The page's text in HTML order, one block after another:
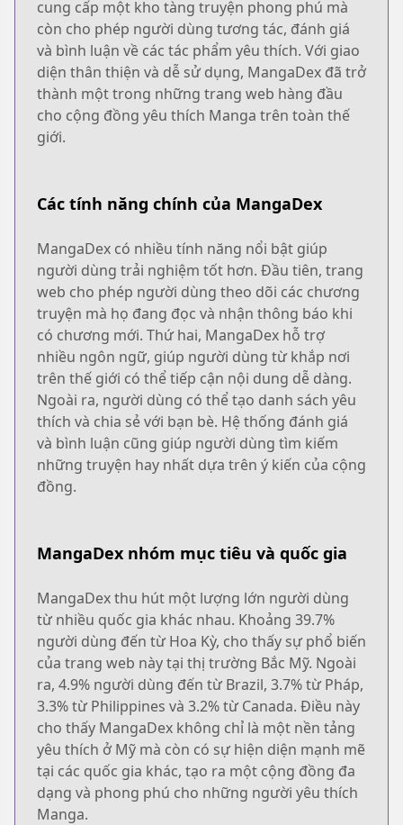
cung cấp một kho tàng truyện phong phú mà
còn cho phép người dùng tương tác, đánh giá
và bình luận về các tác phẩm yêu thích. Với giao
diện thân thiện và dễ sử dụng, MangaDex đã trở
thành một trong những trang web hàng đầu
cho cộng đồng yêu thích Manga trên toàn thế
giới.
Các tính năng chính của MangaDex
MangaDex có nhiều tính năng nổi bật giúp
người dùng trải nghiệm tốt hơn. Đầu tiên, trang
web cho phép người dùng theo dõi các chương
truyện mà họ đang đọc và nhận thông báo khi
có chương mới. Thứ hai, MangaDex hỗ trợ
nhiều ngôn ngữ, giúp người dùng từ khắp nơi
trên thế giới có thể tiếp cận nội dung dễ dàng.
Ngoài ra, người dùng có thể tạo danh sách yêu
thích và chia sẻ với bạn bè. Hệ thống đánh giá
và bình luận cũng giúp người dùng tìm kiếm
những truyện hay nhất dựa trên ý kiến của cộng
đồng.
MangaDex nhóm mục tiêu và quốc gia
MangaDex thu hút một lượng lớn người dùng
từ nhiều quốc gia khác nhau. Khoảng 39.7%
người dùng đến từ Hoa Kỳ, cho thấy sự phổ biến
của trang web này tại thị trường Bắc Mỹ. Ngoài
ra, 4.9% người dùng đến từ Brazil, 3.7% từ Pháp,
3.3% từ Philippines và 3.2% từ Canada. Điều này
cho thấy MangaDex không chỉ là một nền tảng
yêu thích ở Mỹ mà còn có sự hiện diện mạnh mẽ
tại các quốc gia khác, tạo ra một cộng đồng đa
dạng và phong phú cho những người yêu thích
Manga.